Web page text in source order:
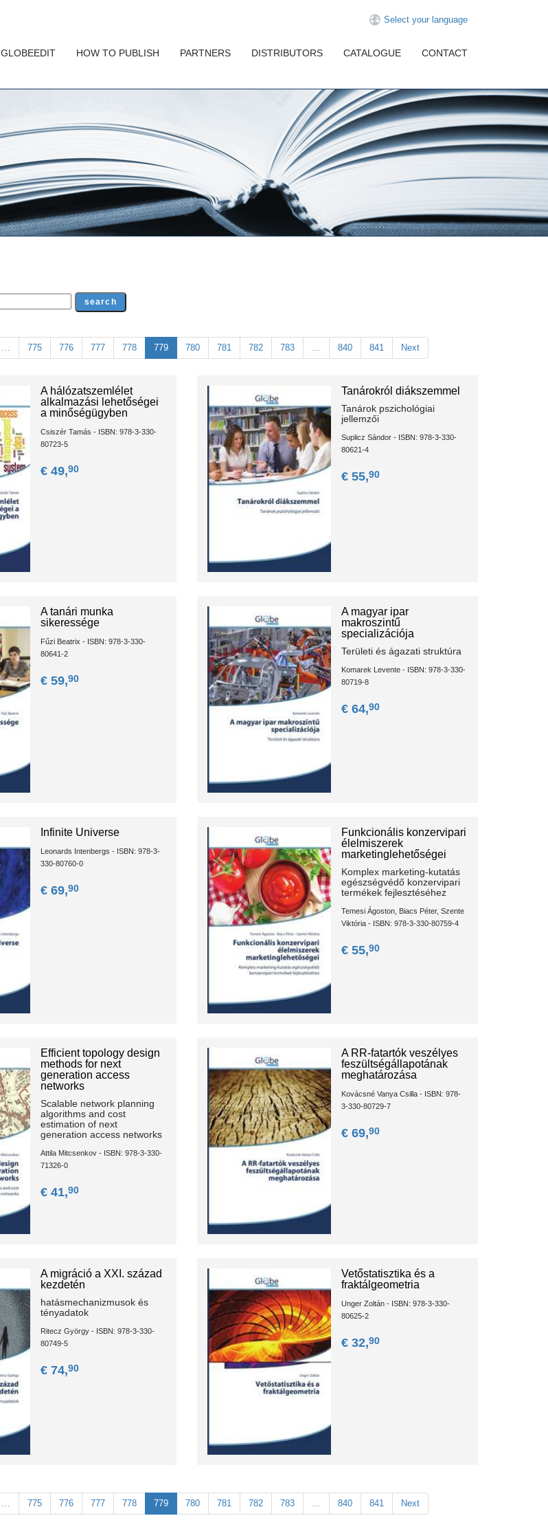
Select your language
GLOBEEDIT HOW TO PUBLISH PARTNERS DISTRIBUTORS CATALOGUE CONTACT
… 775 776 777 778 779 780 781 782 783 … 840 841 Next
A hálózatszemlélet
alkalmazási lehetőségei
a minőségügyben
Csiszér Tamás - ISBN: 978-3-330-
80723-5
€ 49,90
Tanárokról diákszemmel
Tanárok pszichológiai
jellemzői
Suplicz Sándor - ISBN: 978-3-330-
80621-4
€ 55,90
A tanári munka
sikeressége
Fűzi Beatrix - ISBN: 978-3-330-
80641-2
€ 59,90
A magyar ipar
makroszintű
specializációja
Területi és ágazati struktúra
Komarek Levente - ISBN: 978-3-330-
80719-8
€ 64,90
Infinite Universe
Leonards Intenbergs - ISBN: 978-3-
330-80760-0
€ 69,90
Funkcionális konzervipari
élelmiszerek
marketinglehetőségei
Komplex marketing-kutatás
egészségvédő konzervipari
termékek fejlesztéséhez
Temesi Ágoston, Biacs Péter, Szente
Viktória - ISBN: 978-3-330-80759-4
€ 55,90
Efficient topology design
methods for next
generation access
networks
Scalable network planning
algorithms and cost
estimation of next
generation access networks
Attila Mitcsenkov - ISBN: 978-3-330-
71326-0
€ 41,90
A RR-fatartók veszélyes
feszültségállapotának
meghatározása
Kovácsné Vanya Csilla - ISBN: 978-
3-330-80729-7
€ 69,90
A migráció a XXI. század
kezdetén
hatásmechanizmusok és
tényadatok
Ritecz György - ISBN: 978-3-330-
80749-5
€ 74,90
Vetőstatisztika és a
fraktálgeometria
Unger Zoltán - ISBN: 978-3-330-
80625-2
€ 32,90
… 775 776 777 778 779 780 781 782 783 … 840 841 Next